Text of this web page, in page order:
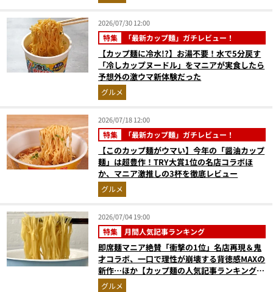
2026/07/30 12:00
特集 「最新カップ麺」ガチレビュー！
【カップ麺に冷水!?】お湯不要！水で5分戻す
「冷しカップヌードル」をマニアが実食したら
予想外の激ウマ新体験だった
グルメ
2026/07/18 12:00
特集 「最新カップ麺」ガチレビュー！
【このカップ麺がウマい】今年の「醤油カップ
麺」は超豊作！TRY大賞1位の名店コラボほ
か、マニア激推しの3杯を徹底レビュー
グルメ
2026/07/04 19:00
特集 月間人気記事ランキング
即席麺マニア絶賛「衝撃の1位」名店再現＆鬼
才コラボ、一口で理性が崩壊する背徳感MAXの
新作…ほか【カップ麺の人気記事ランキングベ
スト3】（2026年5月版）
グルメ